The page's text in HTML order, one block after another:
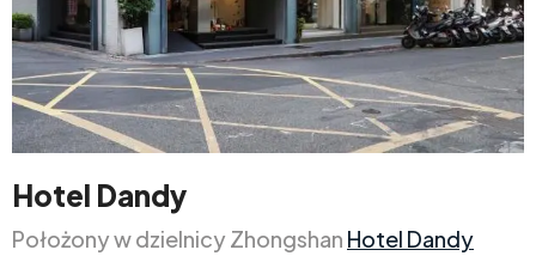
Hotel Dandy
Położony w dzielnicy Zhongshan Hotel Dandy